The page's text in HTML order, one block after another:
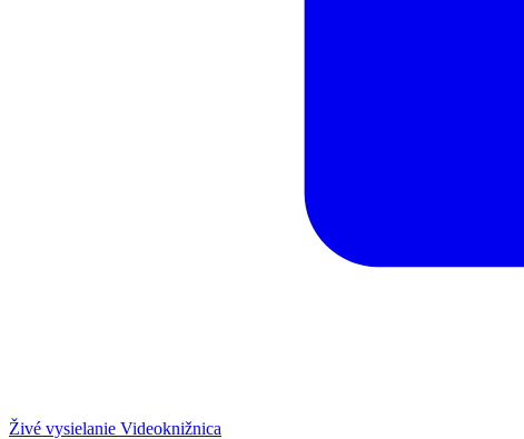
Živé vysielanie Videoknižnica